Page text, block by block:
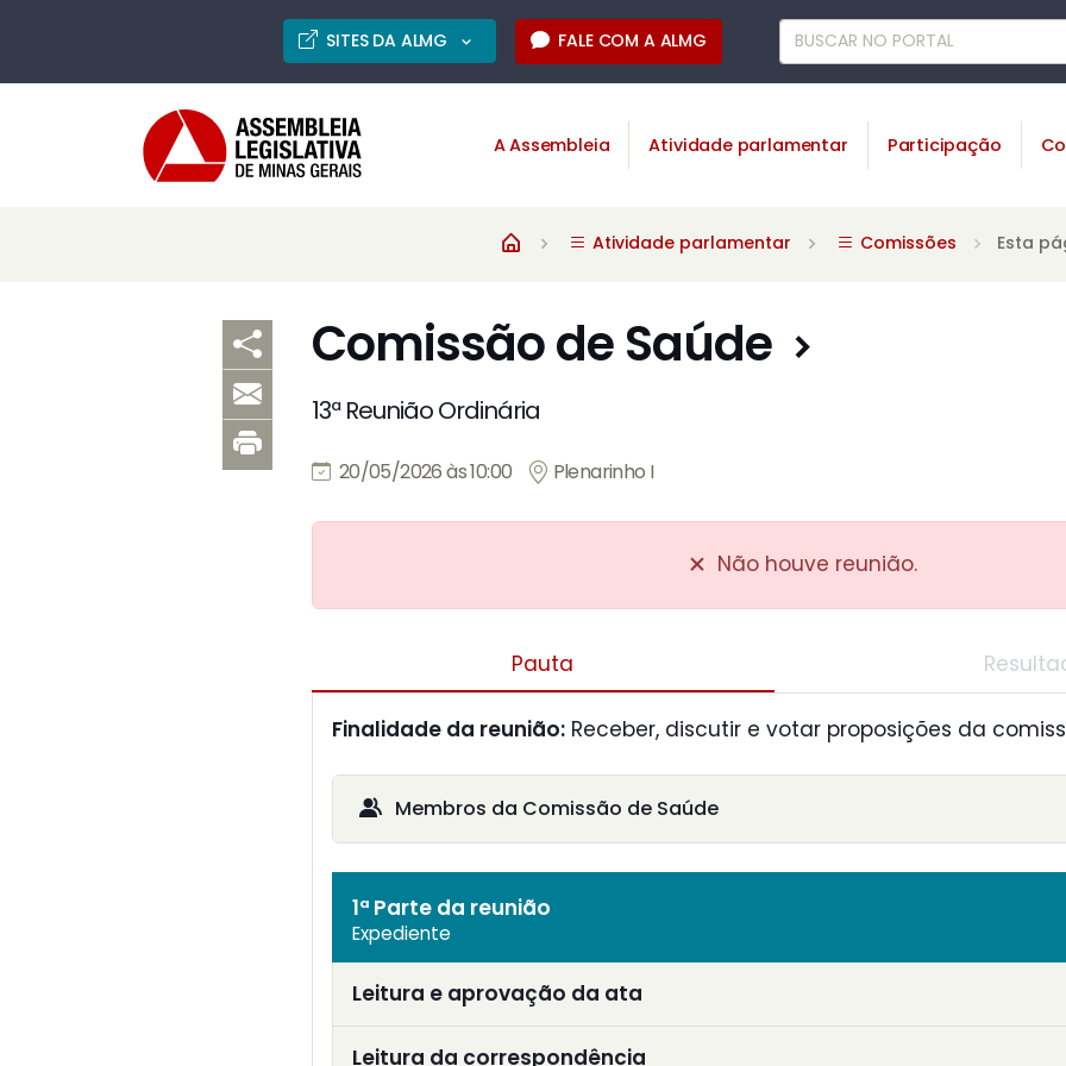
SITES DA ALMG FALE COM A ALMG
A Assembleia Atividade parlamentar Participação
Atividade parlamentar Comissões Esta
Comissão de Saúde
13ª Reunião Ordinária
20/05/2026 às 10:00 Plenarinho I
Não houve reunião.
Pauta
Finalidade da reunião: Receber, discutir e votar proposições da
Membros da Comissão de Saúde
1ª Parte da reunião
Expediente
Leitura e aprovação da ata
Leitura da correspondência